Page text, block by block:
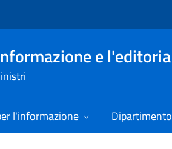
e l'editoria
l'informazione Dipartimento